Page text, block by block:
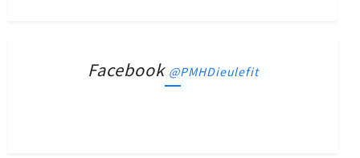
Facebook @PMHDieulefit